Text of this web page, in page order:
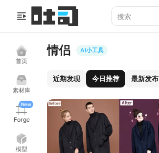
首页
素材库
New
Forge
模型
情侣 AI小工具
近期发现 今日推荐 最新发布